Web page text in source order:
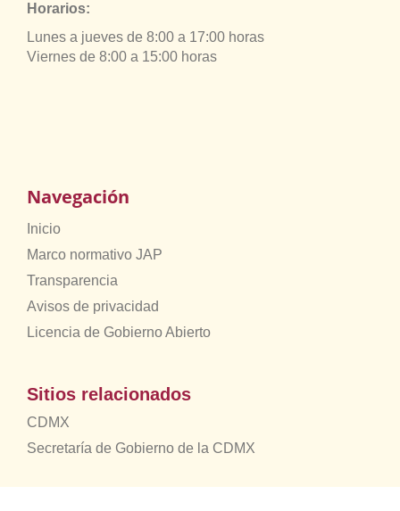
Horarios:
Lunes a jueves de 8:00 a 17:00 horas
Viernes de 8:00 a 15:00 horas
Navegación
Inicio
Marco normativo JAP
Transparencia
Avisos de privacidad
Licencia de Gobierno Abierto
Sitios relacionados
CDMX
Secretaría de Gobierno de la CDMX